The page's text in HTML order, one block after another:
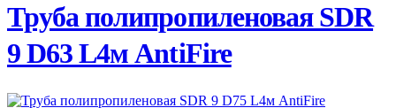
Труба полипропиленовая SDR
9 D63 L4м AntiFire